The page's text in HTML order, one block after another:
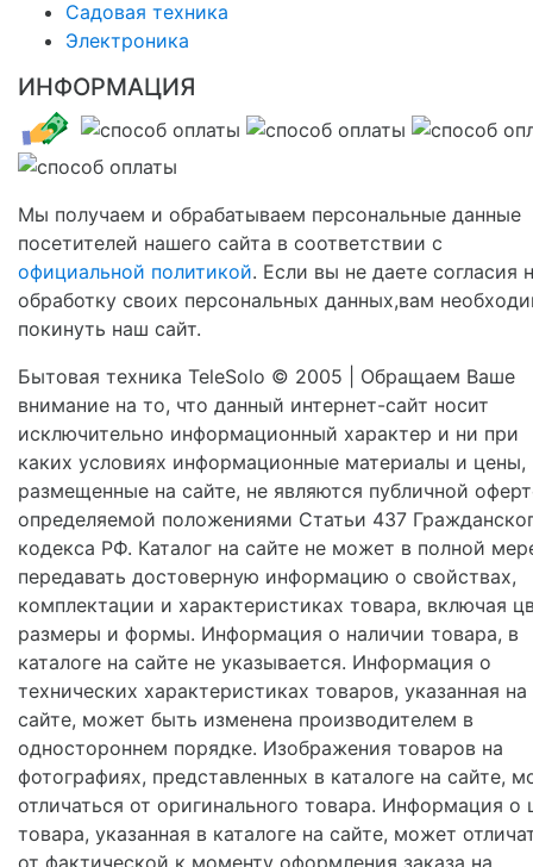
Садовая техника
Электроника
ИНФОРМАЦИЯ
Мы получаем и обрабатываем персональные данные
посетителей нашего сайта в соответствии с
официальной политикой. Если вы не даете согласия
обработку своих персональных данных,вам
покинуть наш сайт.
Бытовая техника TeleSolo © 2005 | Обращаем Ваше
внимание на то, что данный интернет-сайт носит
исключительно информационный характер и ни при
каких условиях информационные материалы и цены,
размещенные на сайте, не являются публичной
определяемой положениями Статьи 437
кодекса РФ. Каталог на сайте не может в полной
передавать достоверную информацию о свойствах,
комплектации и характеристиках товара, включая
размеры и формы. Информация о наличии товара, в
каталоге на сайте не указывается. Информация о
технических характеристиках товаров, указанная на
сайте, может быть изменена производителем в
одностороннем порядке. Изображения товаров на
фотографиях, представленных в каталоге на сайте,
отличаться от оригинального товара. Информация о
товара, указанная в каталоге на сайте, может
от фактической к моменту оформления заказа на